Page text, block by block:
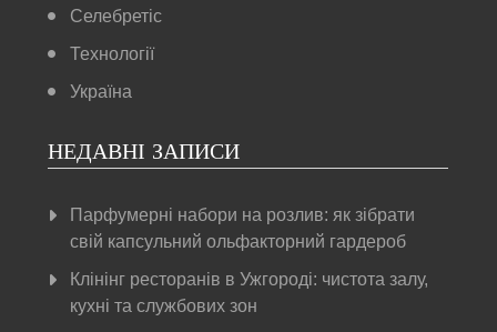
Селебретіс
Технології
Україна
НЕДАВНІ ЗАПИСИ
Парфумерні набори на розлив: як зібрати
свій капсульний ольфакторний гардероб
Клінінг ресторанів в Ужгороді: чистота залу,
кухні та службових зон